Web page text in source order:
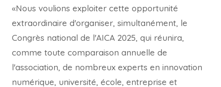
«Nous voulions exploiter cette opportunité
extraordinaire d'organiser, simultanément, le
Congrès national de l'AICA 2025, qui réunira,
comme toute comparaison annuelle de
l'association, de nombreux experts en innovation
numérique, université, école, entreprise et